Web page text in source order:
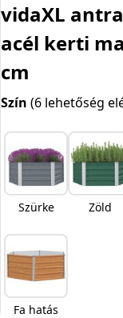
vidaXL
acél kerti
cm
Szín(6 lehetőség
Szürke Zöld
Fa hatás